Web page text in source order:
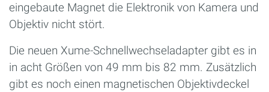
eingebaute Magnet die Elektronik von Kamera und
Objektiv nicht stört.
Die neuen Xume-Schnellwechseladapter gibt es in
in acht Größen von 49 mm bis 82 mm. Zusätzlich
gibt es noch einen magnetischen Objektivdeckel